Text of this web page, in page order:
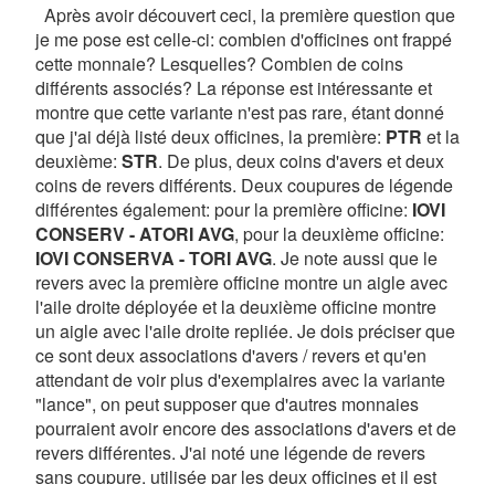
Après avoir découvert ceci, la première question que
je me pose est celle-ci: combien d'officines ont frappé
cette monnaie? Lesquelles? Combien de coins
différents associés? La réponse est intéressante et
montre que cette variante n'est pas rare, étant donné
que j'ai déjà listé deux officines, la première: PTR et la
deuxième: STR. De plus, deux coins d'avers et deux
coins de revers différents. Deux coupures de légende
différentes également: pour la première officine: IOVI
CONSERV - ATORI AVG, pour la deuxième officine:
IOVI CONSERVA - TORI AVG. Je note aussi que le
revers avec la première officine montre un aigle avec
l'aile droite déployée et la deuxième officine montre
un aigle avec l'aile droite repliée. Je dois préciser que
ce sont deux associations d'avers / revers et qu'en
attendant de voir plus d'exemplaires avec la variante
"lance", on peut supposer que d'autres monnaies
pourraient avoir encore des associations d'avers et de
revers différentes. J'ai noté une légende de revers
sans coupure, utilisée par les deux officines et il est